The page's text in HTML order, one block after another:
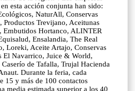
esta acción conjunta han sido:
NaturAll, Conservas
Trevijano, Aceitunas
Embutidos Hortanco, ALINTER
Ensalandia, The Real
Loreki, Aceite Artajo, Conservas
El Navarrico, Juice & World,
de Tafalla, Trujal Hacienda
Durante la feria, cada
15 y más de 100 contactos
media estimada superior a los 40